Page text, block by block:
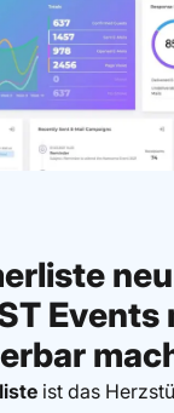
Events
ist das